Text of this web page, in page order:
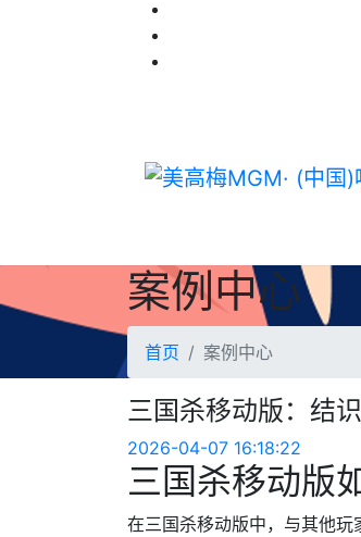
案例中心
首页 案例中心
三国杀移动版：结
2026-04-07 16:18:22
三国杀移动版
在三国杀移动版中，与其他